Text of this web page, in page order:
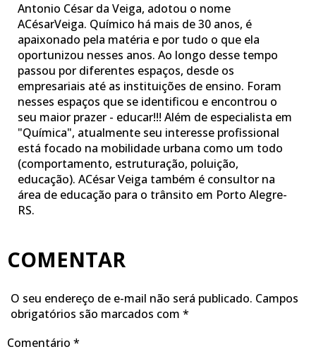
Antonio César da Veiga, adotou o nome
ACésarVeiga. Químico há mais de 30 anos, é
apaixonado pela matéria e por tudo o que ela
oportunizou nesses anos. Ao longo desse tempo
passou por diferentes espaços, desde os
empresariais até as instituições de ensino. Foram
nesses espaços que se identificou e encontrou o
seu maior prazer - educar!!! Além de especialista em
"Química", atualmente seu interesse profissional
está focado na mobilidade urbana como um todo
(comportamento, estruturação, poluição,
educação). ACésar Veiga também é consultor na
área de educação para o trânsito em Porto Alegre-
RS.
COMENTAR
O seu endereço de e-mail não será publicado. Campos
obrigatórios são marcados com *
Comentário *